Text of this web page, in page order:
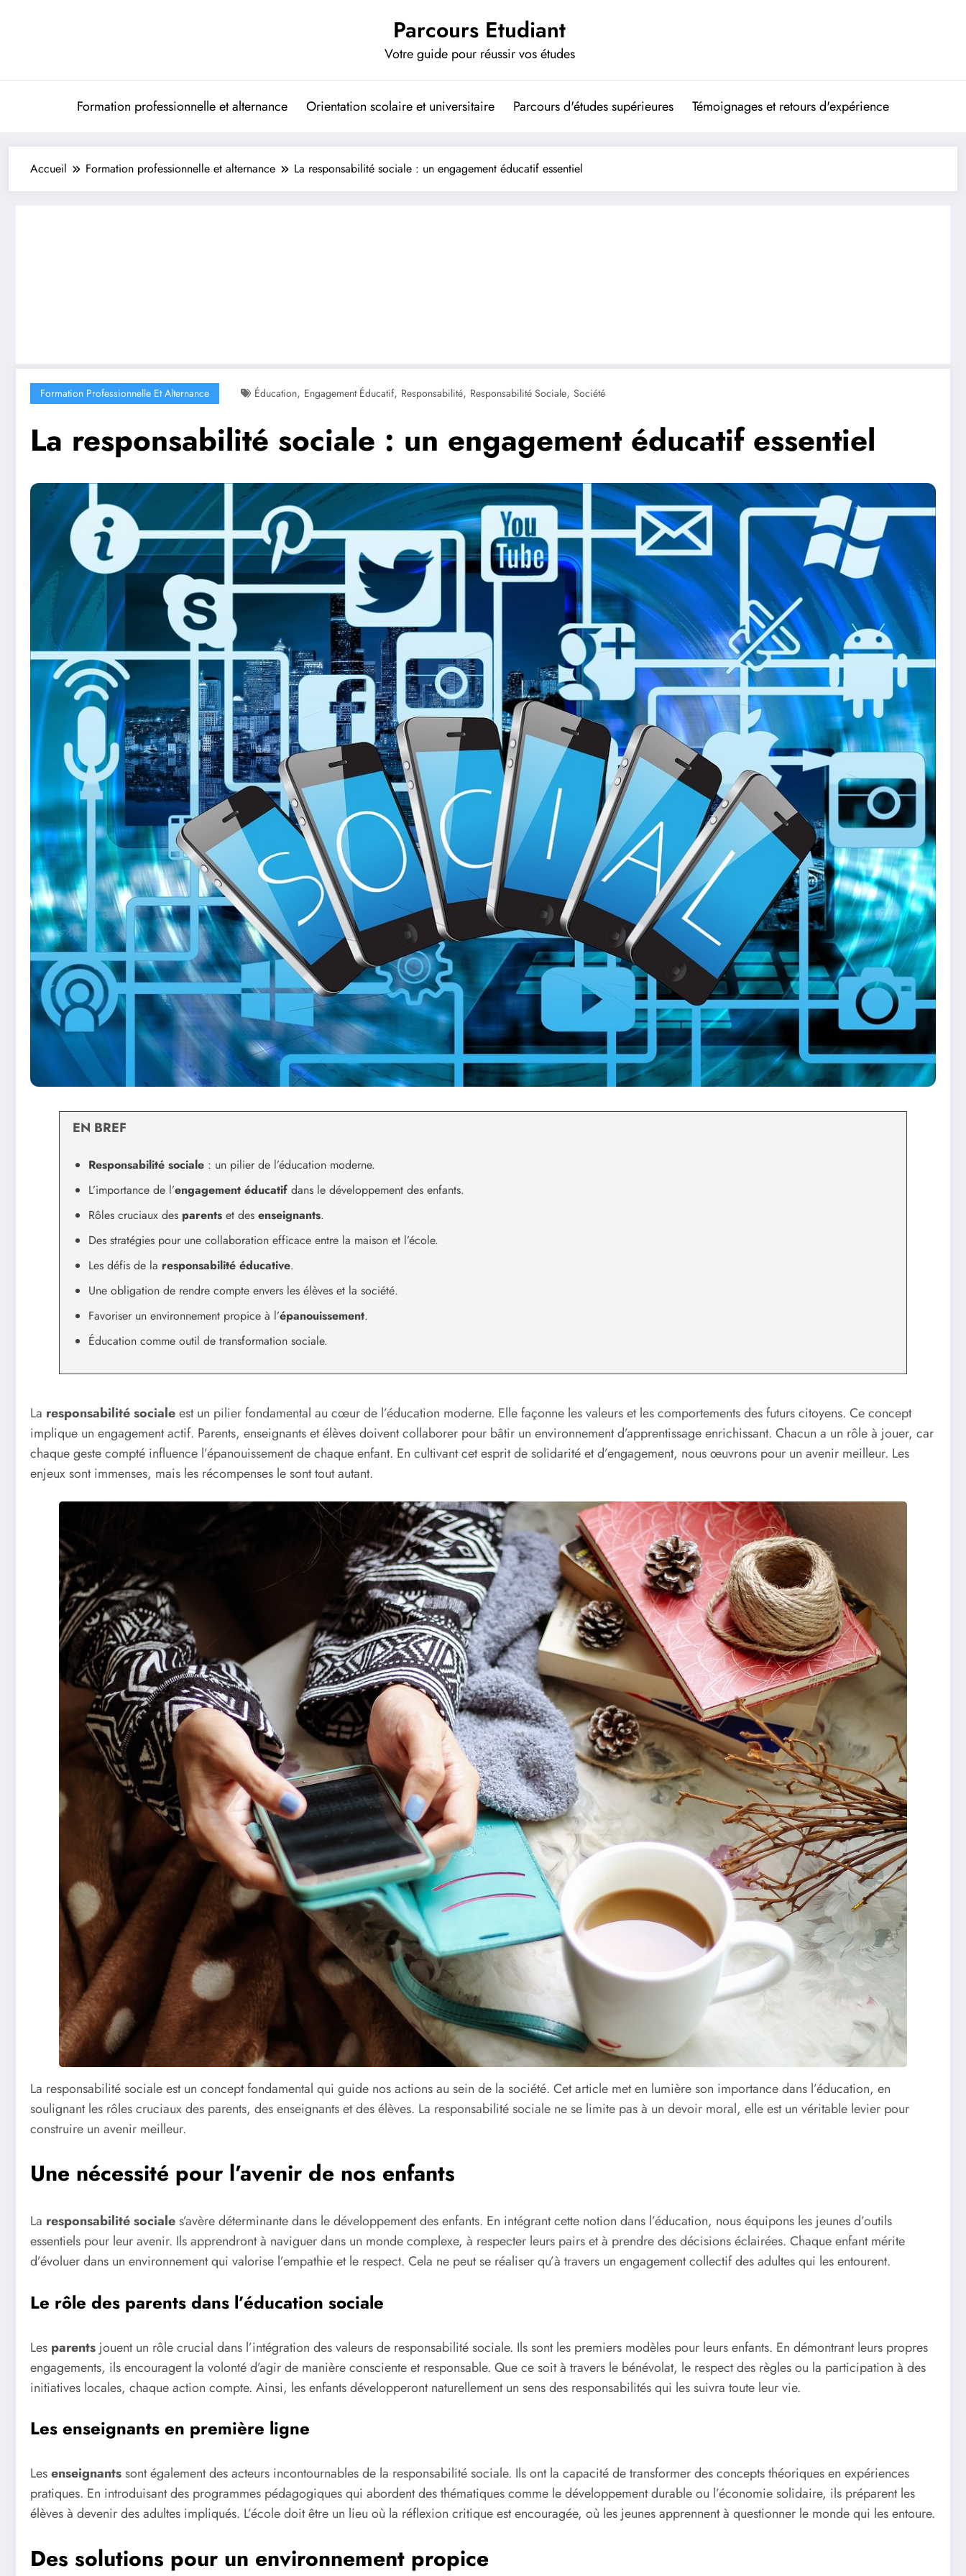
Parcours Etudiant
Votre guide pour réussir vos études
Formation professionnelle et alternance Orientation scolaire et universitaire Parcours d'études supérieures Témoignages et retours d'expérience
Accueil Formation professionnelle et alternance La responsabilité sociale : un engagement éducatif essentiel
Formation Professionnelle Et Alternance Éducation, Engagement Éducatif, Responsabilité, Responsabilité Sociale, Société
La responsabilité sociale : un engagement éducatif essentiel
EN BREF
Responsabilité sociale : un pilier de l’éducation moderne.
L’importance de l’engagement éducatif dans le développement des enfants.
Rôles cruciaux des parents et des enseignants.
Des stratégies pour une collaboration efficace entre la maison et l’école.
Les défis de la responsabilité éducative.
Une obligation de rendre compte envers les élèves et la société.
Favoriser un environnement propice à l’épanouissement.
Éducation comme outil de transformation sociale.
La responsabilité socialeest un pilier fondamental au cœur de l’éducation moderne. Elle façonne les valeurs et les comportements des futurs citoyens. Ce concept
implique un engagement actif. Parents, enseignants et élèves doivent collaborer pour bâtir un environnement d’apprentissage enrichissant. Chacun a un rôle à jouer, car
chaque geste compté influence l’épanouissement de chaque enfant. En cultivant cet esprit de solidarité et d’engagement, nous œuvrons pour un avenir meilleur. Les
enjeux sont immenses, mais les récompenses le sont tout autant.
La responsabilité sociale est un concept fondamental qui guide nos actions au sein de la société. Cet article met en lumière son importance dans l’éducation, en
soulignant les rôles cruciaux des parents, des enseignants et des élèves. La responsabilité sociale ne se limite pas à un devoir moral, elle est un véritable levier pour
construire un avenir meilleur.
Une nécessité pour l’avenir de nos enfants
La responsabilité sociales’avère déterminante dans le développement des enfants. En intégrant cette notion dans l’éducation, nous équipons les jeunes d’outils
essentiels pour leur avenir. Ils apprendront à naviguer dans un monde complexe, à respecter leurs pairs et à prendre des décisions éclairées. Chaque enfant mérite
d’évoluer dans un environnement qui valorise l’empathie et le respect. Cela ne peut se réaliser qu’à travers un engagement collectif des adultes qui les entourent.
Le rôle des parents dans l’éducation sociale
Les parents jouent un rôle crucial dans l’intégration des valeurs de responsabilité sociale. Ils sont les premiers modèles pour leurs enfants. En démontrant leurs propres
engagements, ils encouragent la volonté d’agir de manière consciente et responsable. Que ce soit à travers le bénévolat, le respect des règles ou la participation à des
initiatives locales, chaque action compte. Ainsi, les enfants développeront naturellement un sens des responsabilités qui les suivra toute leur vie.
Les enseignants en première ligne
Lesenseignantssont également des acteurs incontournables de la responsabilité sociale. Ils ont la capacité de transformer des concepts théoriques en expériences
pratiques. En introduisant des programmes pédagogiques qui abordent des thématiques comme le développement durable ou l’économie solidaire, ils préparent les
élèves à devenir des adultes impliqués. L’école doit être un lieu où la réflexion critique est encouragée, où les jeunes apprennent à questionner le monde qui les entoure.
Des solutions pour un environnement propice